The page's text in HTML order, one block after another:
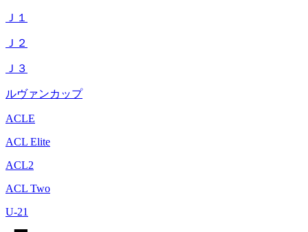
Ｊ１
Ｊ２
Ｊ３
ルヴァンカップ
ACLE
ACL Elite
ACL2
ACL Two
U-21